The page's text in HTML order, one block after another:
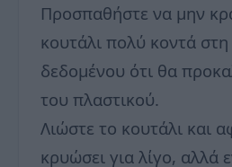
Προσπαθήστε να μην
κουτάλι πολύ κοντά
δεδομένου ότι θα
του πλαστικού.
Λιώστε το κουτάλι και
κρυώσει για λίγο, αλλά